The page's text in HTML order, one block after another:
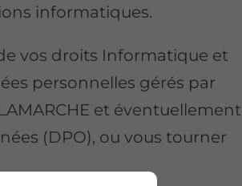
informatiques.
vos droits Informatique et
personnelles gérés par
et éventuellement
(DPO), ou vous tourner